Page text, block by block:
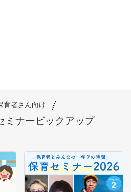
育者さん向け
ミナーピックアップ